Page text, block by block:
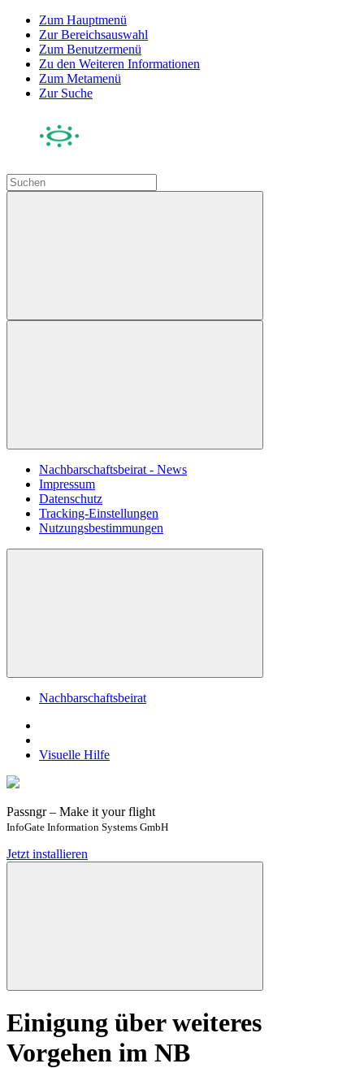
Zum Hauptmenü
Zur Bereichsauswahl
Zum Benutzermenü
Zu den Weiteren Informationen
Zum Metamenü
Zur Suche
Nachbarschaftsbeirat - News
Impressum
Datenschutz
Tracking-Einstellungen
Nutzungsbestimmungen
Nachbarschaftsbeirat
Visuelle Hilfe
Passngr – Make it your flight
InfoGate Information Systems GmbH
Jetzt installieren
Einigung über weiteres
Vorgehen im NB